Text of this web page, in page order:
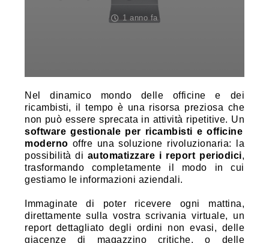
1 anno fa
Nel dinamico mondo delle officine e dei
ricambisti, il tempo è una risorsa preziosa che
non può essere sprecata in attività ripetitive. Un
software gestionale per ricambisti e officine
moderno offre una soluzione rivoluzionaria: la
possibilità di automatizzare i report periodici,
trasformando completamente il modo in cui
gestiamo le informazioni aziendali.
Immaginate di poter ricevere ogni mattina,
direttamente sulla vostra scrivania virtuale, un
report dettagliato degli ordini non evasi, delle
giacenze di magazzino critiche, o delle